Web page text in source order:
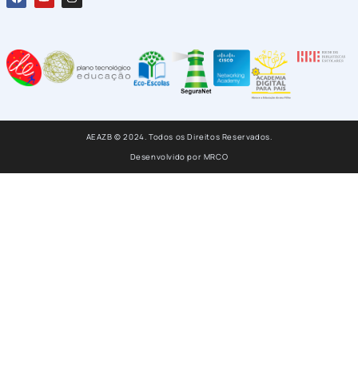
AEAZB © 2024. Todos os Direitos Reservados.
Desenvolvido por MRCO